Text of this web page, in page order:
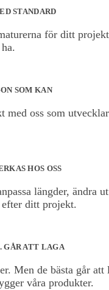
STANDARD
för ditt
SOM KAN
med oss som
HOS OSS
längder, ändra
ditt projekt.
GÅR ATT LAGA
Men de bästa går
våra produkter.